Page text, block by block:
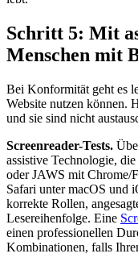
Schritt 5: Mit
Menschen mit
Bei Konformität geht es
Website nutzen können.
und sie sind nicht
Screenreader-Tests.
assistive Technologie,
oder JAWS mit Chrome/
Safari unter macOS und
korrekte Rollen,
Lesereihenfolge. Eine
einen professionellen
Kombinationen, falls